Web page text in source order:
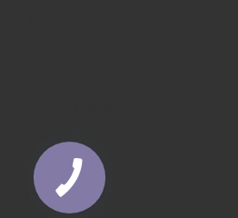
Контактна інформація
Політика конфіденційностіи